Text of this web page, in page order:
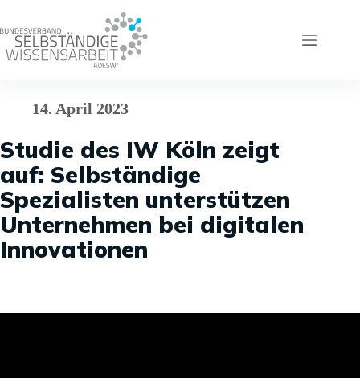
springen
14. April 2023
Studie des IW Köln zeigt
auf: Selbständige
Spezialisten unterstützen
Unternehmen bei digitalen
Innovationen